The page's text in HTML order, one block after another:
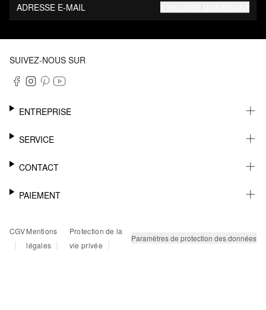
ADRESSE E-MAIL
SUIVEZ-NOUS SUR
ENTREPRISE
CARRIÈRE
SERVICE
NEWSLETTER
MÉMO
RETOURS
FAQ
CONTACT
AIDE
PAIEMENT
PAYPAL
CARTE BANCAIRE
CGV
|
Mentions
légales |
Protection de la
vie privée
| Paramètres de protection des données